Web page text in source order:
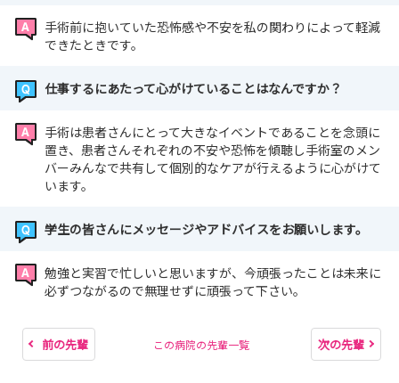
手術前に抱いていた恐怖感や不安を私の関わりによって軽減
できたときです。
仕事するにあたって心がけていることはなんですか？
手術は患者さんにとって大きなイベントであることを念頭に
置き、患者さんそれぞれの不安や恐怖を傾聴し手術室のメン
バーみんなで共有して個別的なケアが行えるように心がけて
います。
学生の皆さんにメッセージやアドバイスをお願いします。
勉強と実習で忙しいと思いますが、今頑張ったことは未来に
必ずつながるので無理せずに頑張って下さい。
前の先輩 この病院の先輩一覧 次の先輩